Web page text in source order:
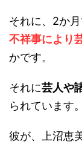
それに、2か月
不祥事により
かです。
それに芸人や
られています。
彼が、上沼恵